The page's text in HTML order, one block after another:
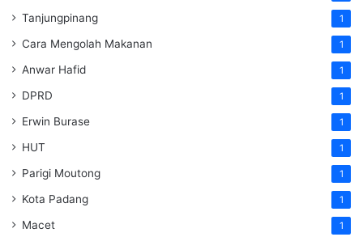
Tanjungpinang 1
Cara Mengolah Makanan 1
Anwar Hafid 1
DPRD 1
Erwin Burase 1
HUT 1
Parigi Moutong 1
Kota Padang 1
Macet 1